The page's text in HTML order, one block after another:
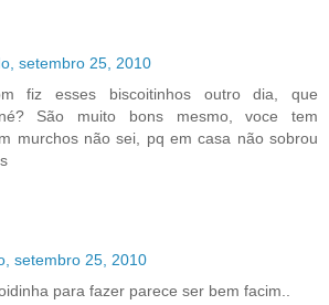
setembro 25, 2010
fiz esses biscoitinhos outro dia, que
São muito bons mesmo, voce tem
murchos não sei, pq em casa não sobrou
setembro 25, 2010
para fazer parece ser bem facim..